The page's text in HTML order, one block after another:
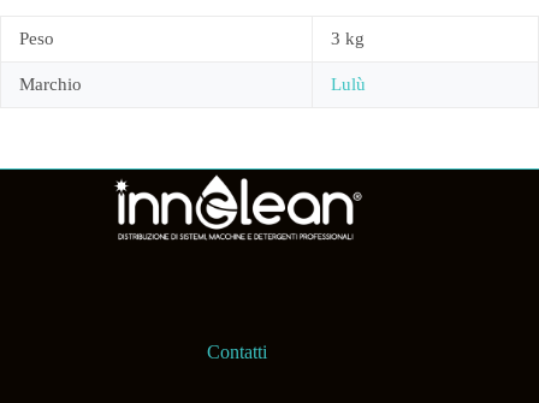
Peso 3 kg
Marchio Lulù
Contatti